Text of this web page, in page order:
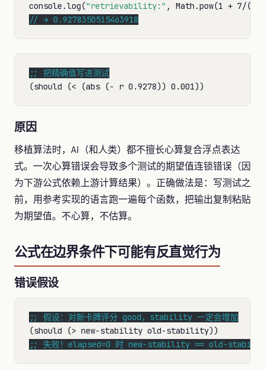
console.log("retrievability:"
// → 0.9278350515463918
;;
原因
移植算法时，AI（和人类）都不擅长心算复合浮点表达
式。一次心算错误会导致多个测试的期望值连锁错误（因
为下游公式依赖上游计算结果）。正确做法是：写测试之
前，用参考实现的语言跑一遍每个函数，把输出复制粘贴
为期望值。不心算，不估算。
公式在边界条件下可能有反直觉行为
错误假设
;;
;; 失败！elapsed=0 时 new-stability == old-